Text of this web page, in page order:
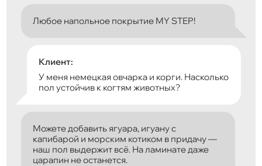
Любое напольное покрытие MY STEP!
Клиент:
У меня немецкая овчарка и корги. Насколько
пол устойчив к когтям животных?
Можете добавить ягуара, игуану с
капибарой и морским котиком в придачу —
наш пол выдержит всё. На ламинате даже
царапин не останется.